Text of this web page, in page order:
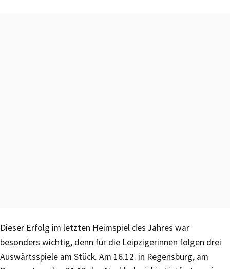
Dieser Erfolg im letzten Heimspiel des Jahres war
besonders wichtig, denn für die Leipzigerinnen folgen drei
Auswärtsspiele am Stück. Am 16.12. in Regensburg, am